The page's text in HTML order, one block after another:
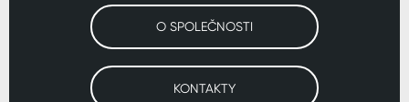
O SPOLEČNOSTI
KONTAKTY